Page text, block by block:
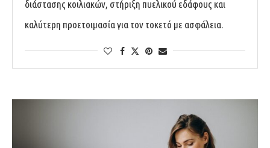
διάστασης κοιλιακών, στήριξη πυελικού εδάφους και
καλύτερη προετοιμασία για τον τοκετό με ασφάλεια.